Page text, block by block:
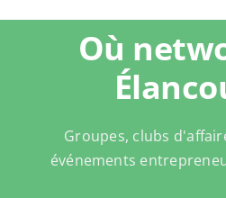
Où
Groupes, clubs
événements